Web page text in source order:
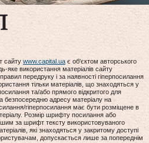
сайту www.capital.uaє об'єктом авторського
яке використання матеріалів сайту
передруку і за наявності гіперпосилання
тільки матеріалів, що знаходяться у
та/або прямого відкритого для
безпосередню адресу матеріалу на
гіперпосилання має бути розміщене в
Розмір шрифту посилання або
за шрифт тексту використовуваного
які знаходяться у закритому доступі
допускається лише за попереднім